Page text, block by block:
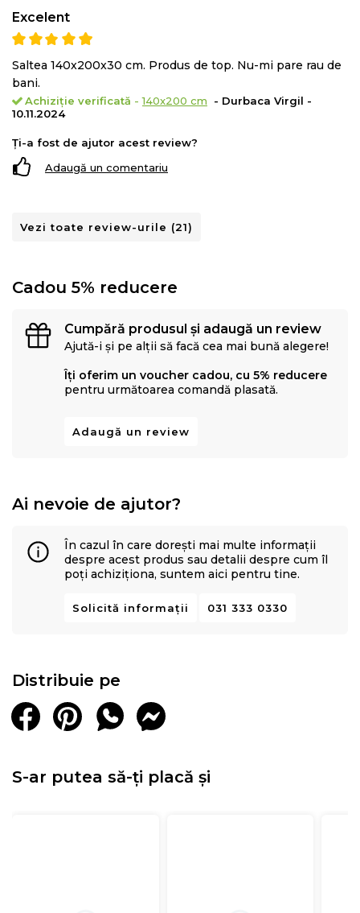
Stratul de confort al saltelei este format din spuma
elastica
spumaGreen Therm Memory® care se muleaza pe
somnului pentru arelaxa muschii
circulatie sangvina sanatoasa
Tehnologia avansata a sistemului de Arcuri
Memory Pocket 7 Zone:
• Suport ortopedic
• Hipoalergenica
• Indicata pentru toate pozitiile de dormit: pe spate, pe
Excelent
Saltea 140x200x30 cm. Produs de top. Nu-mi pare rau de
bani.
Achiziție verificată -140x200 cm
- Durbaca Virgil -
10.11.2024
Ți-a fost de ajutor acest review?
Adaugă un comentariu
Vezi toate review-urile (21)
Cadou 5% reducere
Cumpără produsul și adaugă un review
Ajută-i și pe alții să facă cea mai bună alegere!
Îți oferim un voucher cadou, cu 5% reducere
pentru următoarea comandă plasată.
Adaugă un review
Ai nevoie de ajutor?
În cazul în care dorești mai multe informații
despre acest produs sau detalii despre cum îl
poți achiziționa, suntem aici pentru tine.
Solicită informații 031 333 0330
Distribuie pe
S-ar putea să-ți placă și